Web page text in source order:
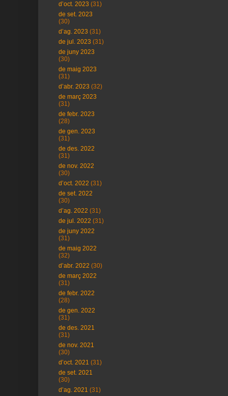
d’oct. 2023 (31)
de set. 2023
(30)
d’ag. 2023 (31)
de jul. 2023 (31)
de juny 2023
(30)
de maig 2023
(31)
d’abr. 2023 (32)
de març 2023
(31)
de febr. 2023
(28)
de gen. 2023
(31)
de des. 2022
(31)
de nov. 2022
(30)
d’oct. 2022 (31)
de set. 2022
(30)
d’ag. 2022 (31)
de jul. 2022 (31)
de juny 2022
(31)
de maig 2022
(32)
d’abr. 2022 (30)
de març 2022
(31)
de febr. 2022
(28)
de gen. 2022
(31)
de des. 2021
(31)
de nov. 2021
(30)
d’oct. 2021 (31)
de set. 2021
(30)
d’ag. 2021 (31)